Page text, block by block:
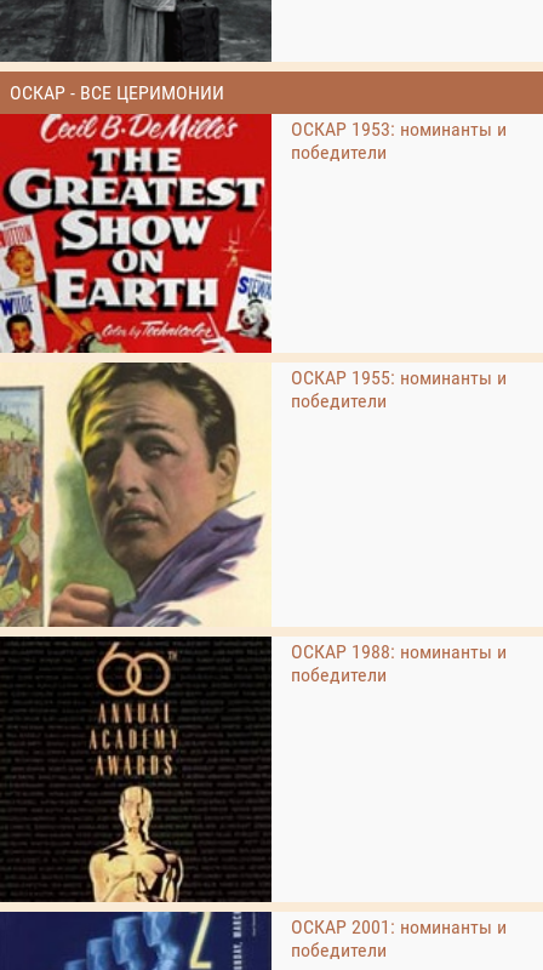
ОСКАР - ВСЕ ЦЕРИМОНИИ
ОСКАР 1953: номинанты и
победители
ОСКАР 1955: номинанты и
победители
ОСКАР 1988: номинанты и
победители
ОСКАР 2001: номинанты и
победители